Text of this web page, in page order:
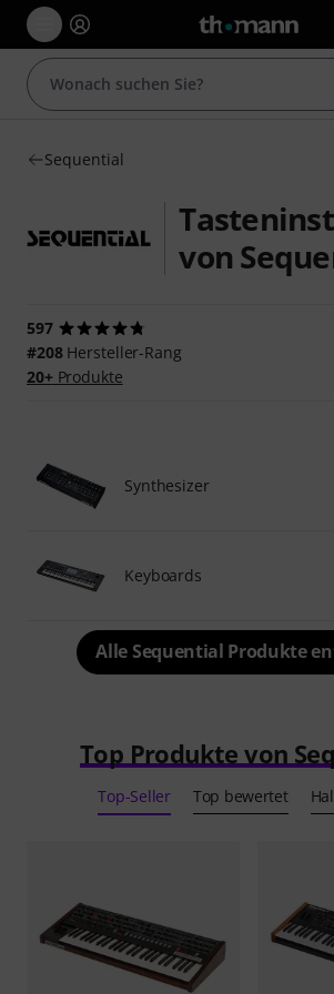
Sequential
von
597
#208Hersteller-Rang
20+Produkte
Synthesizer
Keyboards
Alle Sequential Produkte
Top Produkte von
Top-Seller Top bewertet